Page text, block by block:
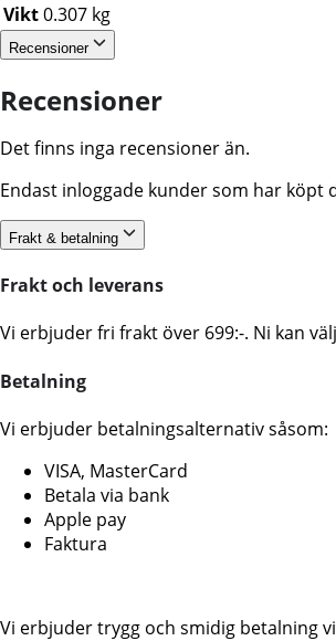
Vikt0.307 kg
Recensioner
Recensioner
Det finns inga recensioner än.
Endast inloggade kunder som har
Frakt & betalning
Frakt och leverans
Vi erbjuder fri frakt över 699:-. Ni kan
Betalning
Vi erbjuder betalningsalternativ såsom:
VISA, MasterCard
Betala via bank
Apple pay
Faktura
Vi erbjuder trygg och smidig betalning